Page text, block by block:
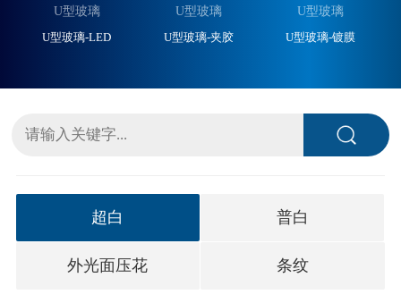
U型玻璃
U型玻璃-LED
U型玻璃
U型玻璃-夹胶
U型玻璃
U型玻璃-镀膜
超白 普白
外光面压花 条纹